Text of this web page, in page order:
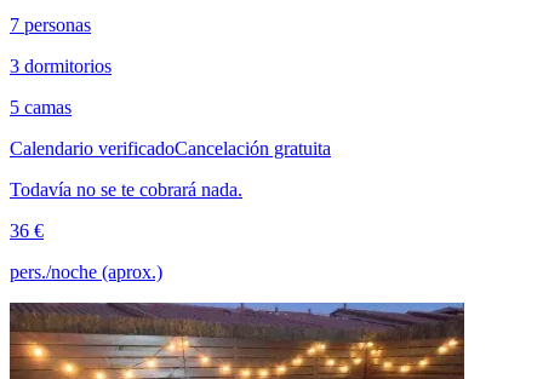
7 personas
3 dormitorios
5 camas
Calendario verificadoCancelación gratuita
Todavía no se te cobrará nada.
36 €
pers./noche (aprox.)